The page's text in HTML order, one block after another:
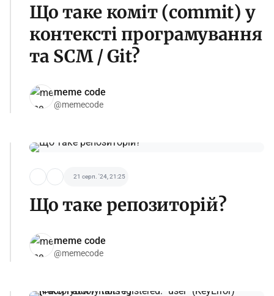
Що таке коміт (commit) у
контексті програмування
та SCM / Git?
meme code
@memecode
21 серп. '24, 21:25
Що таке репозиторій?
meme code
@memecode